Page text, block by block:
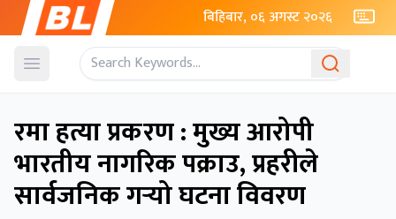
बिहिबार, ०६ अगस्ट २०२६
Open menu
रमा हत्या प्रकरण : मुख्य आरोपी
भारतीय नागरिक पक्राउ, प्रहरीले
सार्वजनिक गर्‍यो घटना विवरण